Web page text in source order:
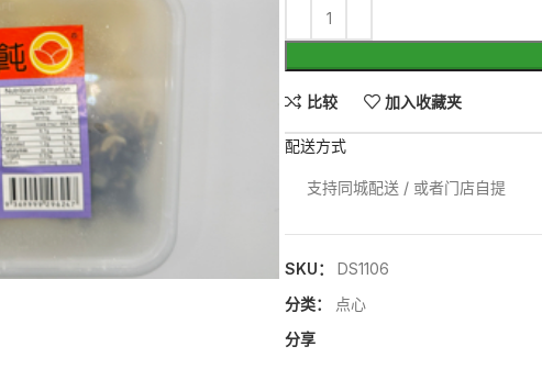
比较 加入收藏夹
配送方式
支持同城配送 / 或者门店自提
SKU： DS1106
分类：
点心
分享